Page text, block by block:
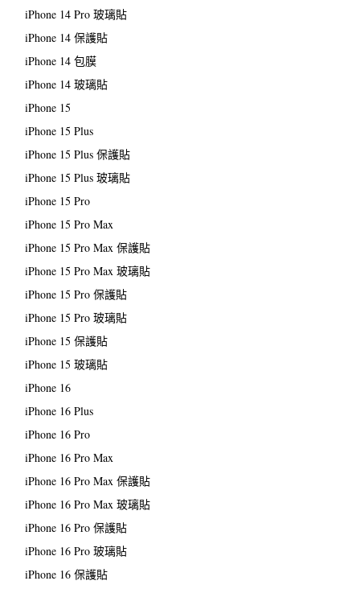
iPhone 14 Pro 玻璃貼
iPhone 14 保護貼
iPhone 14 包膜
iPhone 14 玻璃貼
iPhone 15
iPhone 15 Plus
iPhone 15 Plus 保護貼
iPhone 15 Plus 玻璃貼
iPhone 15 Pro
iPhone 15 Pro Max
iPhone 15 Pro Max 保護貼
iPhone 15 Pro Max 玻璃貼
iPhone 15 Pro 保護貼
iPhone 15 Pro 玻璃貼
iPhone 15 保護貼
iPhone 15 玻璃貼
iPhone 16
iPhone 16 Plus
iPhone 16 Pro
iPhone 16 Pro Max
iPhone 16 Pro Max 保護貼
iPhone 16 Pro Max 玻璃貼
iPhone 16 Pro 保護貼
iPhone 16 Pro 玻璃貼
iPhone 16 保護貼